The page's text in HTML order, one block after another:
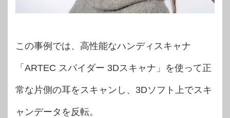
この事例では、高性能なハンディスキャナ
「ARTEC スパイダー 3Dスキャナ」を使って正
常な片側の耳をスキャンし、3Dソフト上でスキ
ャンデータを反転。